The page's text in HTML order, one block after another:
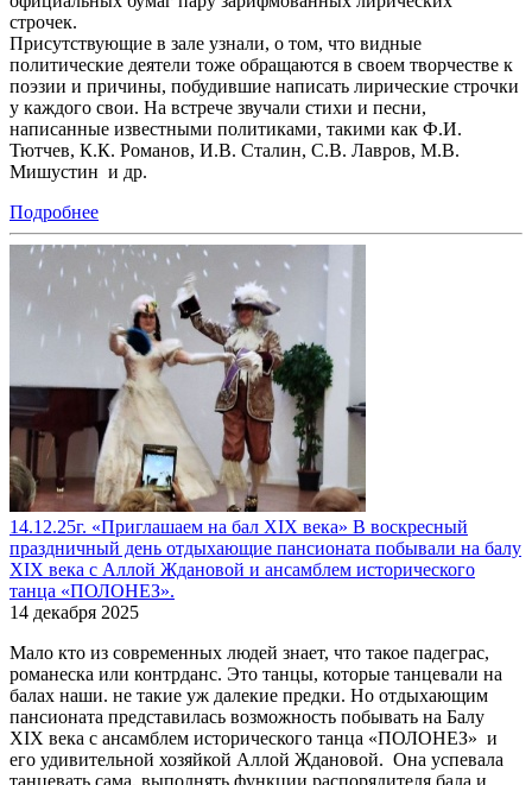
строчек.
Присутствующие в зале узнали, о том, что видные
политические деятели тоже обращаются в своем творчестве к
поэзии и причины, побудившие написать лирические строчки
у каждого свои. На встрече звучали стихи и песни,
написанные известными политиками, такими как Ф.И.
Тютчев, К.К. Романов, И.В. Сталин, С.В. Лавров, М.В.
Мишустин и др.
Подробнее
14.12.25г. «Приглашаем на бал XIX века» В воскресный
праздничный день отдыхающие пансионата побывали на балу
XIX века с Аллой Ждановой и ансамблем исторического
танца «ПОЛОНЕЗ».
14 декабря 2025
Мало кто из современных людей знает, что такое падеграс,
романеска или контрданс. Это танцы, которые танцевали на
балах наши. не такие уж далекие предки. Но отдыхающим
пансионата представилась возможность побывать на Балу
XIX века с ансамблем исторического танца «ПОЛОНЕЗ» и
его удивительной хозяйкой Аллой Ждановой. Она успевала